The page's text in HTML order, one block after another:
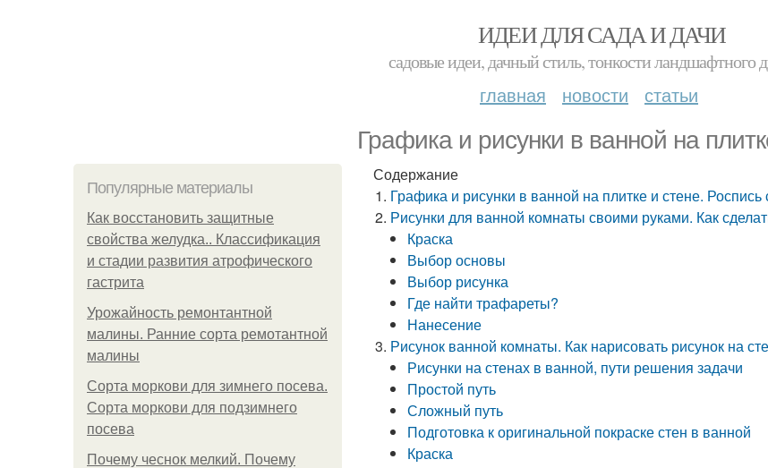
ИДЕИ ДЛЯ САДА И ДАЧИ
садовые идеи, дачный стиль, тонкости ландшафтного
главная новости статьи
Графика и рисунки в ванной на
Популярные материалы
Как восстановить защитные
свойства желудка.. Классификация
и стадии развития атрофического
гастрита
Урожайность ремонтантной
малины. Ранние сорта ремотантной
малины
Сорта моркови для зимнего посева.
Сорта моркови для подзимнего
посева
Почему чеснок мелкий. Почему
Содержание
Графика и рисунки в ванной на плитке и стене. Роспись
Рисунки для ванной комнаты своими руками. Как
Краска
Выбор основы
Выбор рисунка
Где найти трафареты?
Нанесение
Рисунок ванной комнаты. Как нарисовать рисунок на
Рисунки на стенах в ванной, пути решения задачи
Простой путь
Сложный путь
Подготовка к оригинальной покраске стен в ванной
Краска